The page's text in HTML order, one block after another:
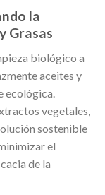
la
Grasas
biológico a
aceites y
ecológica.
vegetales,
sostenible
el
de la